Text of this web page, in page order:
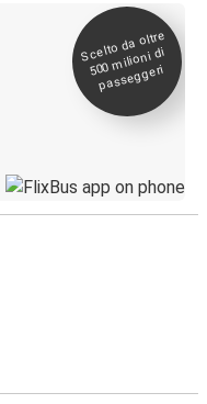
Scelto da oltre
500
milioni di
passeggeri